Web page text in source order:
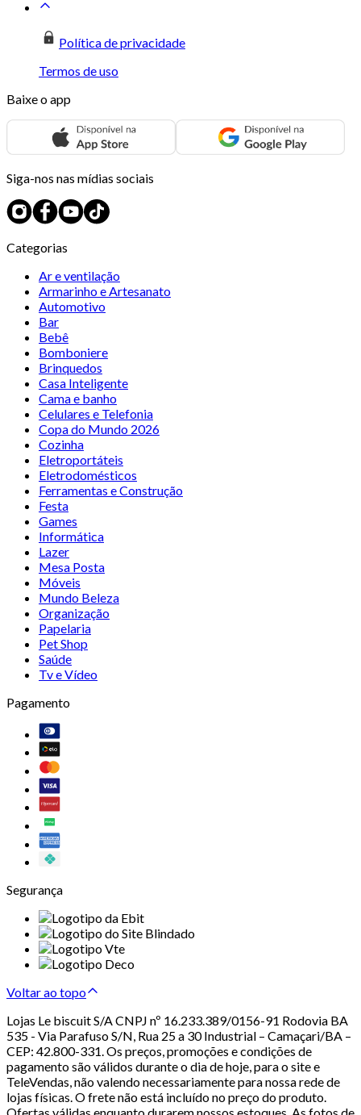
Política de privacidade
Termos de uso
Baixe o app
Siga-nos nas mídias sociais
Categorias
Ar e ventilação
Armarinho e Artesanato
Automotivo
Bar
Bebê
Bomboniere
Brinquedos
Casa Inteligente
Cama e banho
Celulares e Telefonia
Copa do Mundo 2026
Cozinha
Eletroportáteis
Eletrodomésticos
Ferramentas e Construção
Festa
Games
Informática
Lazer
Mesa Posta
Móveis
Mundo Beleza
Organização
Papelaria
Pet Shop
Saúde
Tv e Vídeo
Pagamento
Segurança
Voltar ao topo
Lojas Le biscuit S/A CNPJ nº 16.233.389/0156-91 Rodovia BA
535 - Via Parafuso S/N, Rua 25 a 30 Industrial – Camaçari/BA –
CEP: 42.800-331. Os preços, promoções e condições de
pagamento são válidos durante o dia de hoje, para o site e
TeleVendas, não valendo necessariamente para nossa rede de
lojas físicas. O frete não está incluído no preço do produto.